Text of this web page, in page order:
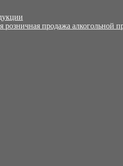
продажа алкогольной